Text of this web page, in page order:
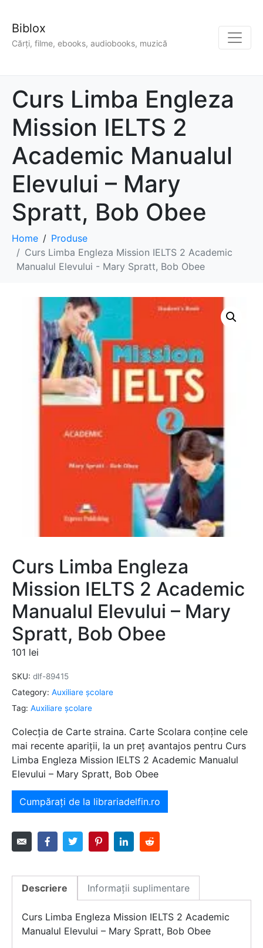
Biblox
Cărți, filme, ebooks, audiobooks, muzică
Curs Limba Engleza
Mission IELTS 2
Academic Manualul
Elevului – Mary
Spratt, Bob Obee
Home
Produse
Curs Limba Engleza Mission IELTS 2 Academic
Manualul Elevului - Mary Spratt, Bob Obee
Curs Limba Engleza
Mission IELTS 2 Academic
Manualul Elevului – Mary
Spratt, Bob Obee
101 lei
SKU: dlf-89415
Category: Auxiliare şcolare
Tag: Auxiliare şcolare
Colecția de Carte straina. Carte Scolara conține cele
mai recente apariții, la un preț avantajos pentru Curs
Limba Engleza Mission IELTS 2 Academic Manualul
Elevului – Mary Spratt, Bob Obee
Cumpărați de la librariadelfin.ro
Descriere Informații suplimentare
Curs Limba Engleza Mission IELTS 2 Academic
Manualul Elevului – Mary Spratt, Bob Obee